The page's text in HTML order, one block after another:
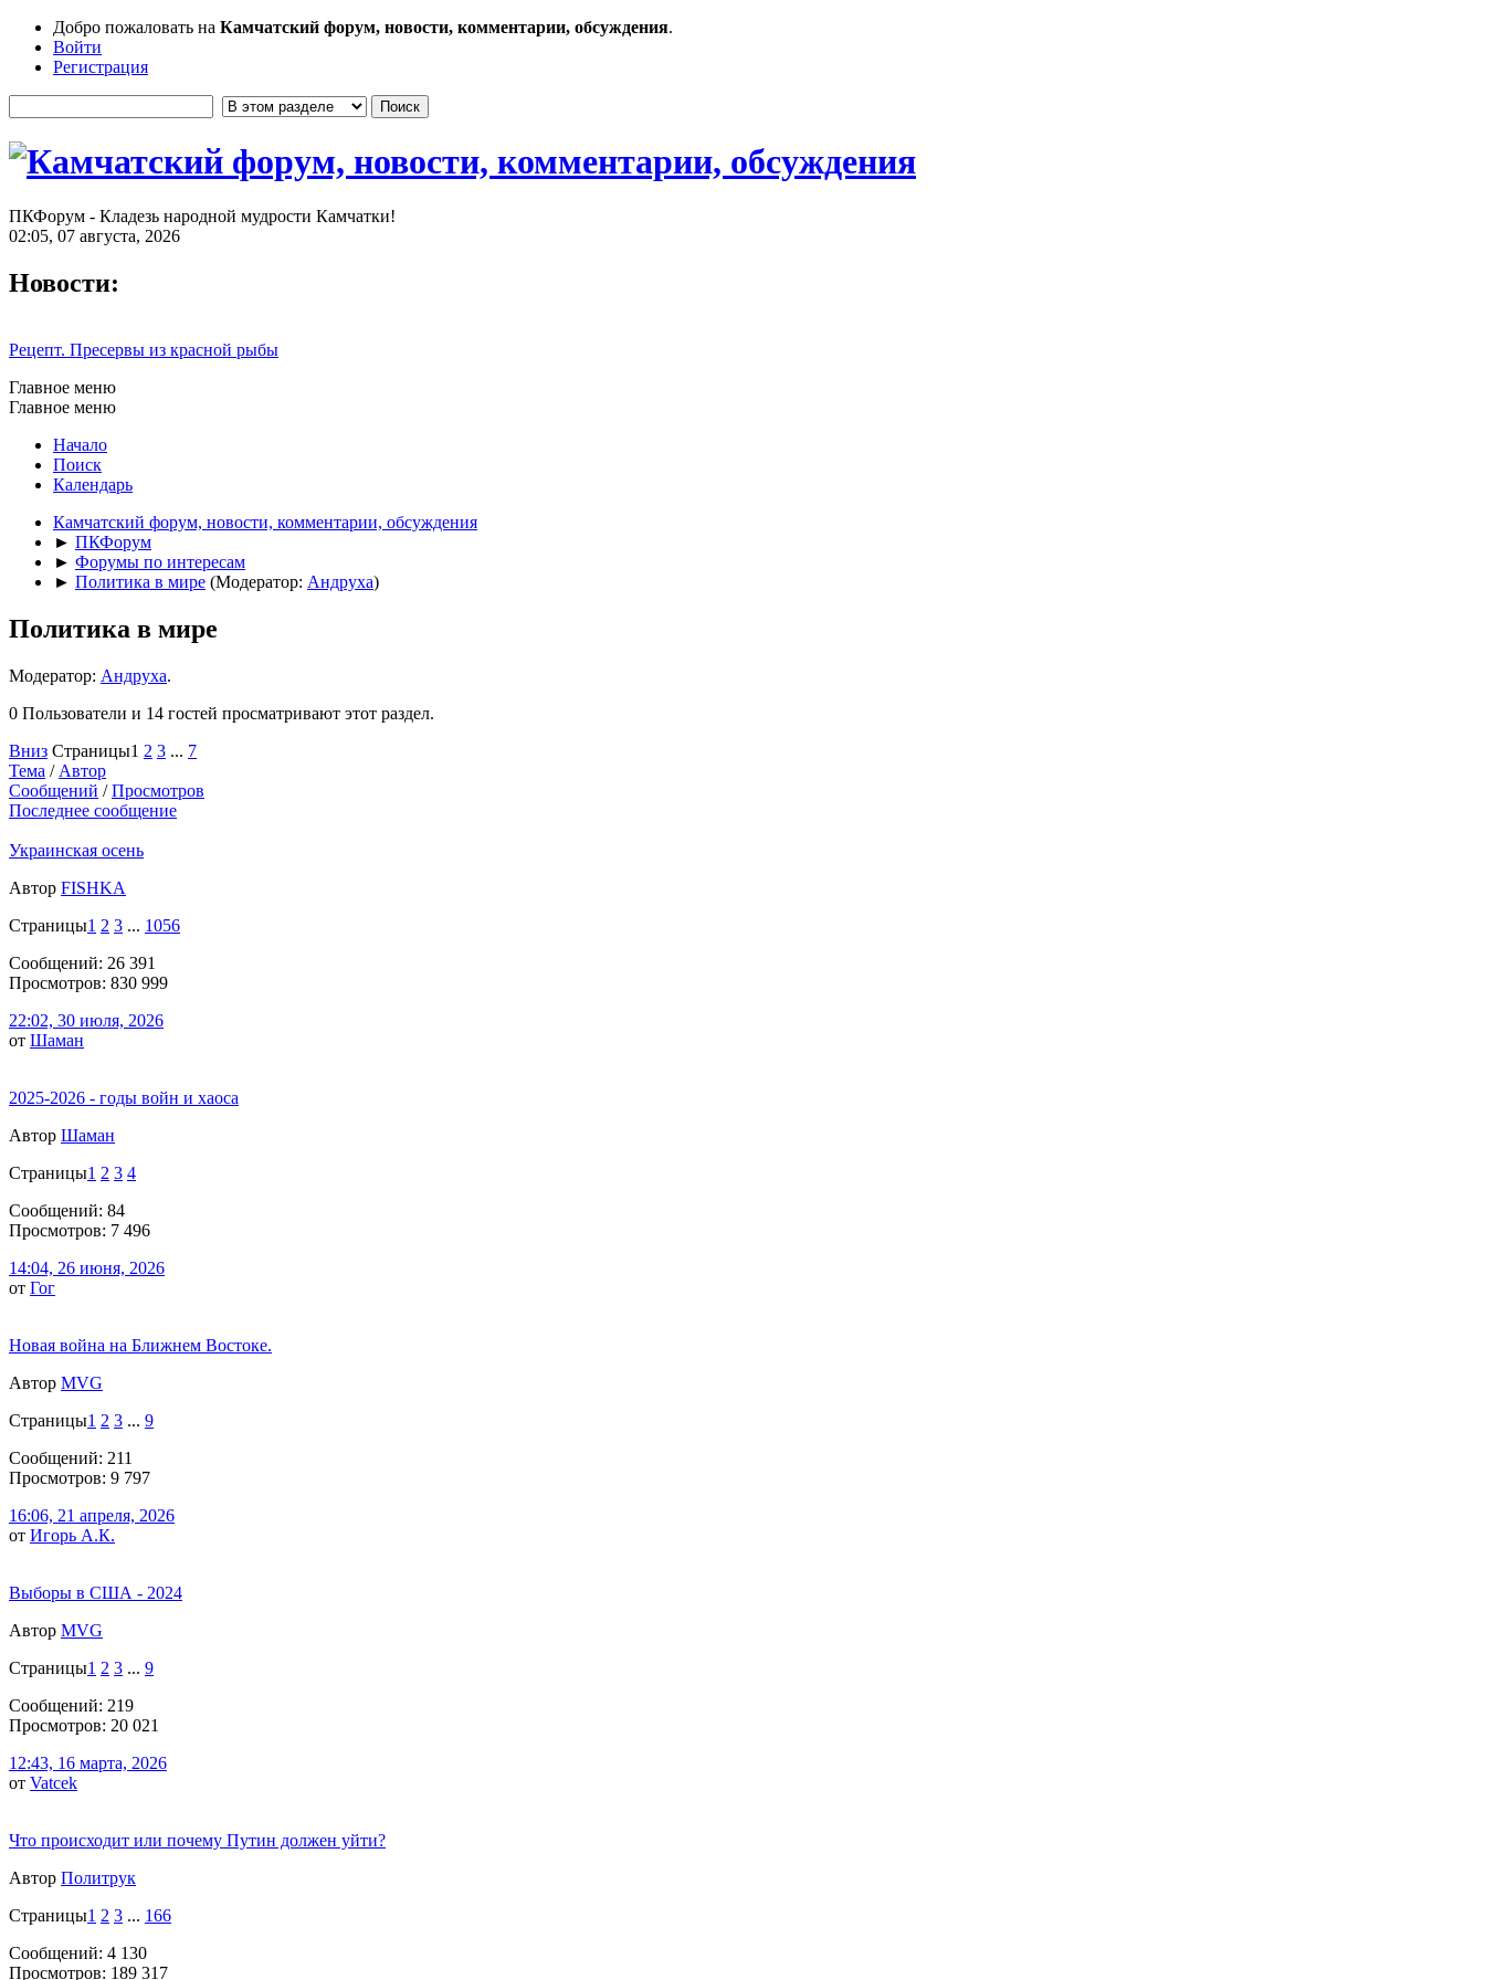
Добро пожаловать на Камчатский форум, новости, комментарии, обсуждения.
Войти
Регистрация
ПКФорум - Кладезь народной мудрости Камчатки!
02:05, 07 августа, 2026
Новости:
Рецепт. Пресервы из красной рыбы
Главное меню
Главное меню
Начало
Поиск
Календарь
Камчатский форум, новости, комментарии, обсуждения
► ПКФорум
► Форумы по интересам
► Политика в мире (Модератор: Андруха)
Политика в мире
Модератор: Андруха.
0 Пользователи и 14 гостей просматривают этот раздел.
Вниз Страницы1 2 3 ... 7
Тема / Автор
Сообщений /Просмотров
Последнее сообщение
Украинская осень
Автор FISHKA
Страницы1 2 3 ... 1056
Сообщений: 26 391
Просмотров: 830 999
22:02, 30 июля, 2026
от Шаман
2025-2026 - годы войн и хаоса
Автор Шаман
Страницы1 2 3 4
Сообщений: 84
Просмотров: 7 496
14:04, 26 июня, 2026
от Гог
Новая война на Ближнем Востоке.
Автор MVG
Страницы1 2 3 ... 9
Сообщений: 211
Просмотров: 9 797
16:06, 21 апреля, 2026
от Игорь А.К.
Выборы в США - 2024
Автор MVG
Страницы1 2 3 ... 9
Сообщений: 219
Просмотров: 20 021
12:43, 16 марта, 2026
от Vatcek
Что происходит или почему Путин должен уйти?
Автор Политрук
Страницы1 2 3 ... 166
Сообщений: 4 130
Просмотров: 189 317